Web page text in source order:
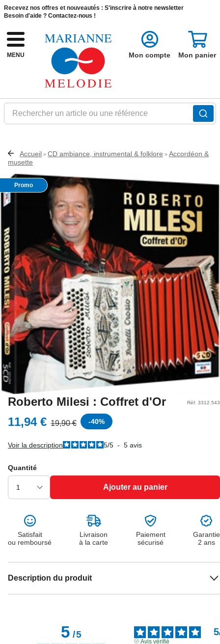
Recevez nos offres et nouveautés : S'inscrire à notre newsletter
Besoin d'aide ? Contactez-nous !
MENU
Rechercher un article ou une référence
Mon compte Mon panier
Accueil > CD ambiance, instrumental & folklore > Accordéon &
musette
Promo
Roberto Milesi : Coffret d'Or Réf. 3312.543
11,94 € 19,90 € -40%
Voir la description 5/5 - 5 avis
Quantité
Ajouter au panier
Satisfait
ou remboursé
Livraison
à la carte
Paiement
sécurisé
Garantie
2 ans
Description du produit
5/5 5
Avis vérifié